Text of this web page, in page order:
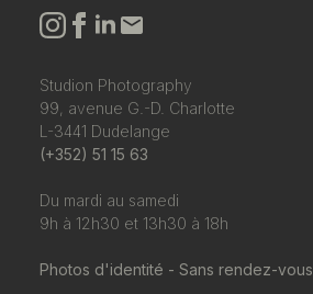
Studion Photography
99, avenue G.-D. Charlotte
L-3441 Dudelange
(+352) 51 15 63
Du mardi au samedi
9h à 12h30 et 13h30 à 18h
Photos d'identité - Sans rendez-vous